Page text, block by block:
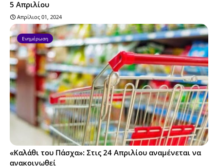
5 Απριλίου
Απρίλιος 01, 2024
Ενημέρωση
«Καλάθι του Πάσχα»: Στις 24 Απριλίου αναμένεται να
ανακοινωθεί